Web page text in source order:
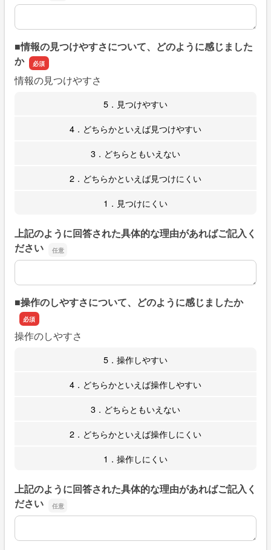
上記のように回答された具体的な理由があればご記入くだ
■情報の見つけやすさについて、どのように感じました
か
情報の見つけやすさ
5．見つけやすい
4．どちらかといえば見つけやすい
3．どちらともいえない
2．どちらかといえば見つけにくい
1．見つけにくい
上記のように回答された具体的な理由があればご記入く
ださい
上記のように回答された具体的な理由があればご記入くだ
■操作のしやすさについて、どのように感じましたか
操作のしやすさ
5．操作しやすい
4．どちらかといえば操作しやすい
3．どちらともいえない
2．どちらかといえば操作しにくい
1．操作しにくい
上記のように回答された具体的な理由があればご記入く
ださい
上記のように回答された具体的な理由があればご記入くだ